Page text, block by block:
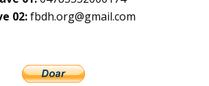
02:fbdh.org@gmail.com